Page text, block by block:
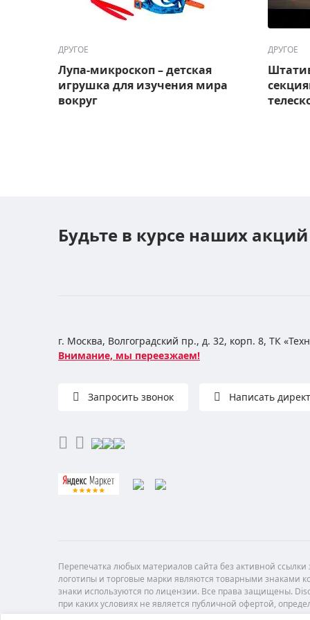
ДРУГОЕ
Лупа-микроскоп – детская
игрушка для изучения мира
вокруг
ДРУГОЕ
Будьте в курсе наших
г. Москва, Волгоградский пр., д. 32, корп. 8, ТК
Внимание, мы переезжаем!
Запросить звонок Написать
Перепечатка любых материалов сайта без активной
логотипы и торговые марки являются товарными знаками
знаки используются по лицензии. Все права защищены.
при каких условиях не является публичной офертой,